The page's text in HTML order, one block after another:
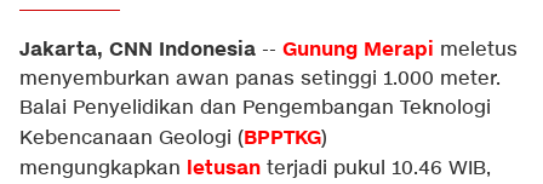
Jakarta, CNN Indonesia -- Gunung Merapi meletus
menyemburkan awan panas setinggi 1.000 meter.
Balai Penyelidikan dan Pengembangan Teknologi
Kebencanaan Geologi (BPPTKG)
mengungkapkan letusan terjadi pukul 10.46 WIB,